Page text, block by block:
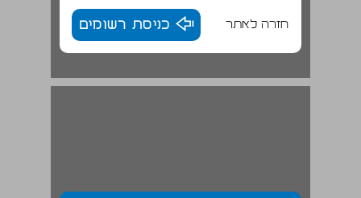
חזרה לאתר כניסת רשומים